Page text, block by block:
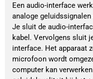
Een audio-interface
analoge
Je sluit de audio-
kabel. Vervolgens sluit
interface. Het apparaat
microfoon wordt
computer kan